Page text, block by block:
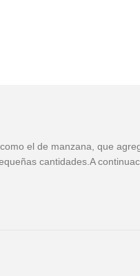
el de manzana, que
cantidades.A